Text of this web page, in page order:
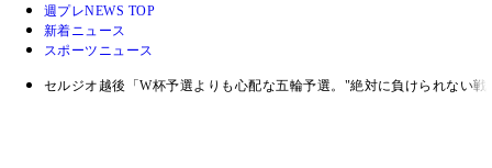
週プレNEWS TOP
新着ニュース
スポーツニュース
セルジオ越後「W杯予選よりも心配な五輪予選。"絶対に負けられない